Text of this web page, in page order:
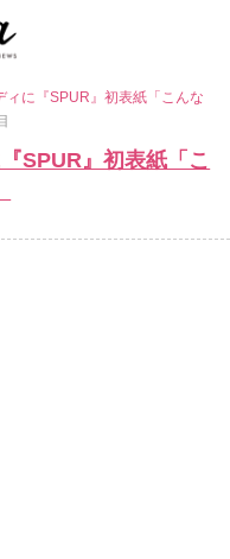
ィに『SPUR』初表紙「こんな
SPUR』初表紙「こ